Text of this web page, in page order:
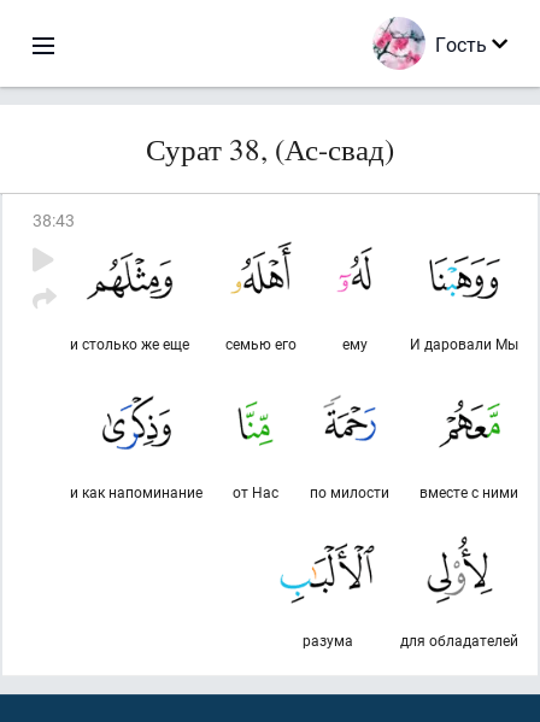
Гость
Сурат 38, (Ас-свад)
38:43
И даровали Мы
ему
семью его
и столько же еще
вместе с ними
по милости
от Нас
и как напоминание
для обладателей
разума